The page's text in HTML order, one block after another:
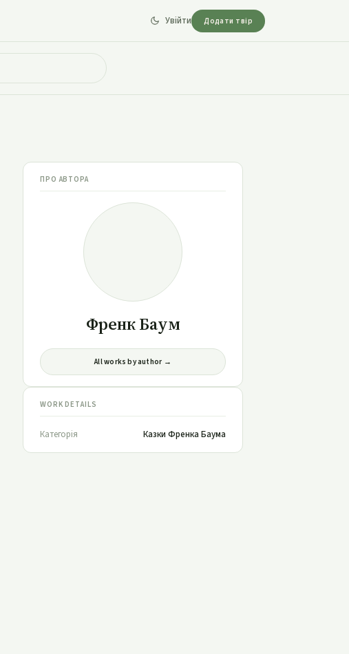
Увійти Додати твір
ПРО АВТОРА
Френк Баум
All works by author →
WORK DETAILS
Категорія Казки Френка Баума